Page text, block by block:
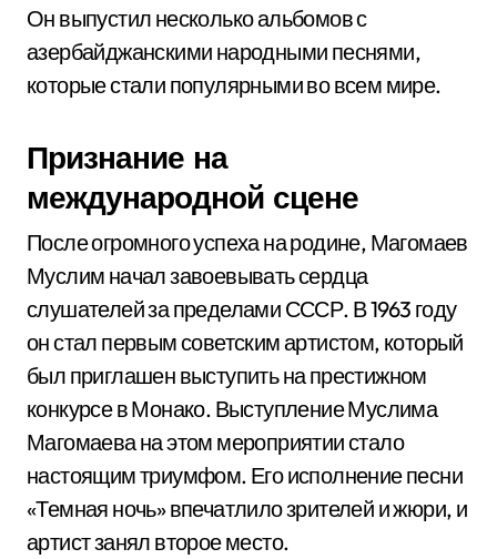
Он выпустил несколько альбомов с
азербайджанскими народными песнями,
которые стали популярными во всем мире.
Признание на
международной сцене
После огромного успеха на родине, Магомаев
Муслим начал завоевывать сердца
слушателей за пределами СССР. В 1963 году
он стал первым советским артистом, который
был приглашен выступить на престижном
конкурсе в Монако. Выступление Муслима
Магомаева на этом мероприятии стало
настоящим триумфом. Его исполнение песни
«Темная ночь» впечатлило зрителей и жюри, и
артист занял второе место.